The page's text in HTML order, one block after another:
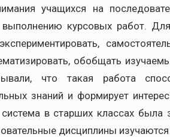
учащихся на
выполнению курсовых работ.
обобщать
что такая работа
знаний и формирует
в старших классах была
дисциплины